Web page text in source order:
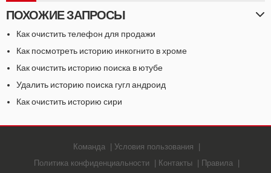
ПОХОЖИЕ ЗАПРОСЫ
Как очистить телефон для продажи
Как посмотреть историю инкогнито в хроме
Как очистить историю поиска в ютубе
Удалить историю поиска гугл андроид
Как очистить историю сири
Команда
Условия пользования
Политика конфиденциальности
Контакты Правила